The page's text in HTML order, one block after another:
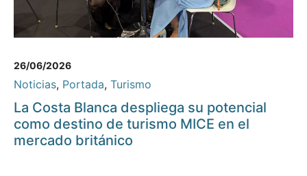
26/06/2026
Noticias, Portada, Turismo
La Costa Blanca despliega su potencial
como destino de turismo MICE en el
mercado británico